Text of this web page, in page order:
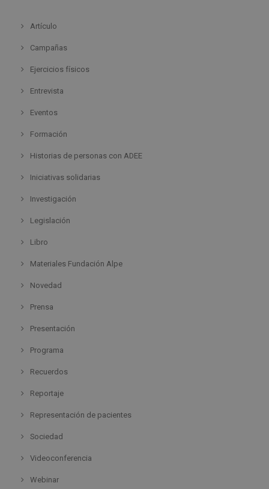
Artículo
Campañas
Ejercicios físicos
Entrevista
Eventos
Formación
Historias de personas con ADEE
Iniciativas solidarias
Investigación
Legislación
Libro
Materiales Fundación Alpe
Novedad
Prensa
Presentación
Programa
Recuerdos
Reportaje
Representación de pacientes
Sociedad
Videoconferencia
Webinar